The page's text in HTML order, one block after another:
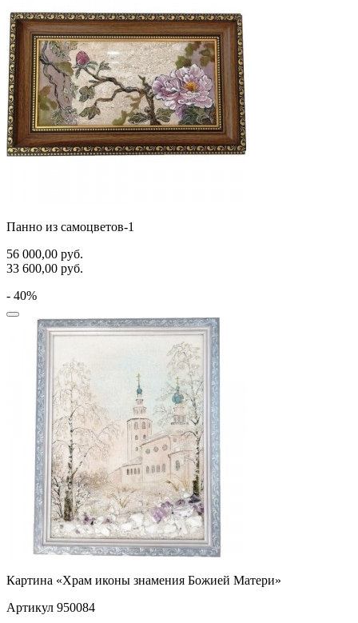
Панно из самоцветов-1
56 000,00 руб.
33 600,00 руб.
- 40%
Картина «Храм иконы знамения Божией Матери»
Артикул 950084